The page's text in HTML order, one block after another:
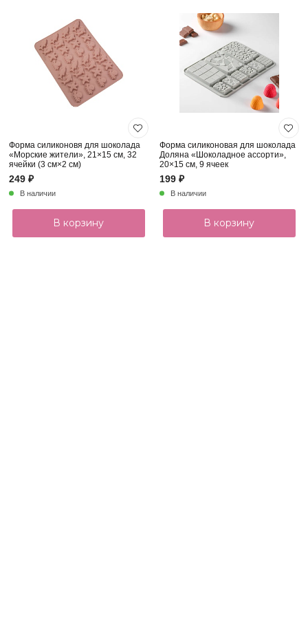
Форма силиконовя для шоколада
«Морские жители», 21×15 см, 32
ячейки (3 см×2 см)
249 ₽
В наличии
В корзину
Форма силиконовая для шоколада
Доляна «Шоколадное ассорти»,
20×15 см, 9 ячеек
199 ₽
В наличии
В корзину